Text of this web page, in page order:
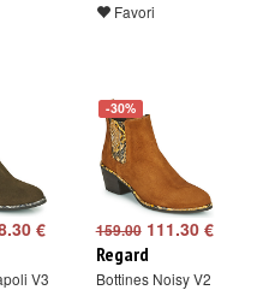
Favori
€
V3
-30%
159.00111.30 €
Regard
Bottines Noisy V2